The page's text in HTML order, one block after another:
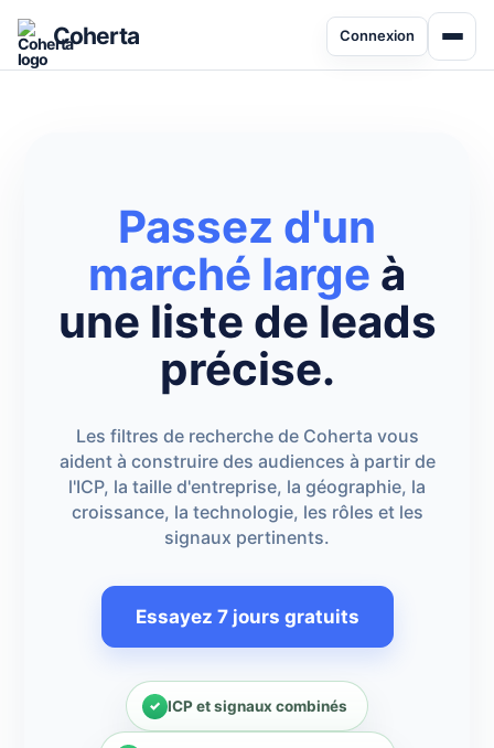
Coherta Connexion
Passez d'un
marché large à
une liste de leads
précise.
Les filtres de recherche de Coherta vous
aident à construire des audiences à partir de
l'ICP, la taille d'entreprise, la géographie, la
croissance, la technologie, les rôles et les
signaux pertinents.
Essayez 7 jours gratuits
ICP et signaux combinés